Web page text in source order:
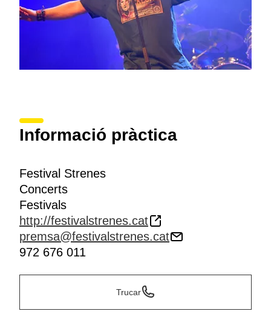
Informació pràctica
Festival Strenes
Concerts
Festivals
http://festivalstrenes.cat
premsa@festivalstrenes.cat
972 676 011
Trucar